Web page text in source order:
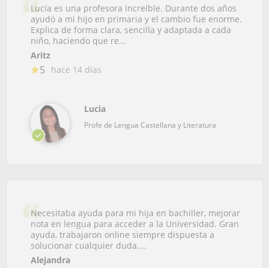
Lucía es una profesora increíble. Durante dos años
ayudó a mi hijo en primaria y el cambio fue enorme.
Explica de forma clara, sencilla y adaptada a cada
niño, haciendo que re...
Aritz
5 hace 14 días
Lucia
Profe de Lengua Castellana y Literatura
Necesitaba ayuda para mi hija en bachiller, mejorar
nota en lengua para acceder a la Universidad. Gran
ayuda, trabajaron online siempre dispuesta a
solucionar cualquier duda....
Alejandra